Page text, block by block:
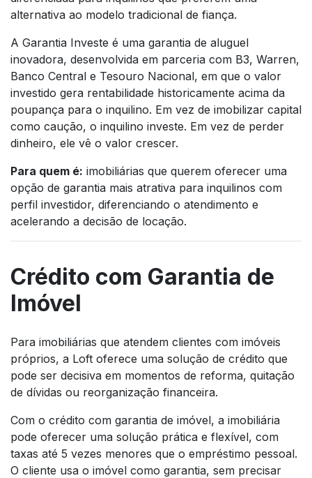
alternativa ao modelo tradicional de fiança.
A Garantia Investe é uma garantia de aluguel
inovadora, desenvolvida em parceria com B3, Warren,
Banco Central e Tesouro Nacional, em que o valor
investido gera rentabilidade historicamente acima da
poupança para o inquilino. Em vez de imobilizar capital
como caução, o inquilino investe. Em vez de perder
dinheiro, ele vê o valor crescer.
Para quem é: imobiliárias que querem oferecer uma
opção de garantia mais atrativa para inquilinos com
perfil investidor, diferenciando o atendimento e
acelerando a decisão de locação.
Crédito com Garantia de
Imóvel
Para imobiliárias que atendem clientes com imóveis
próprios, a Loft oferece uma solução de crédito que
pode ser decisiva em momentos de reforma, quitação
de dívidas ou reorganização financeira.
Com o crédito com garantia de imóvel, a imobiliária
pode oferecer uma solução prática e flexível, com
taxas até 5 vezes menores que o empréstimo pessoal.
O cliente usa o imóvel como garantia, sem precisar